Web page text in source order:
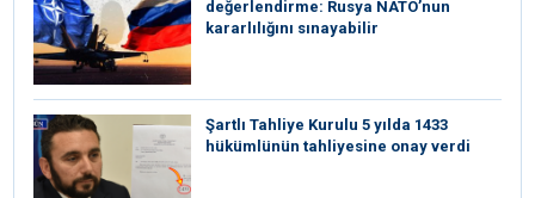
değerlendirme: Rusya NATO’nun
kararlılığını sınayabilir
Şartlı Tahliye Kurulu 5 yılda 1433
hükümlünün tahliyesine onay verdi